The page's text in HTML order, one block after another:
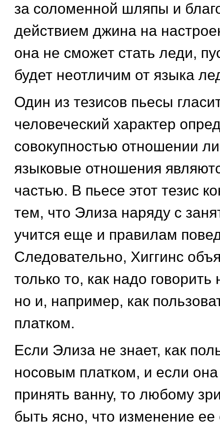
за соломенной шляпы и
действием джина на
она не сможет стать леди,
будет неотличим от языка
Один из тезисов пьесы
человеческий характер
совокупностью отношении
языковые отношения
частью. В пьесе этот тезис
тем, что Элиза наряду с
учится еще и правилам
Следовательно, Хиггинс
только то, как надо
но и, например, как
платком.
Если Элиза не знает, как
носовым платком, и если она
принять ванну, то любому
быть ясно, что изменение ее